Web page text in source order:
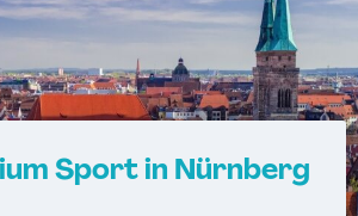
Sport in Nürnberg